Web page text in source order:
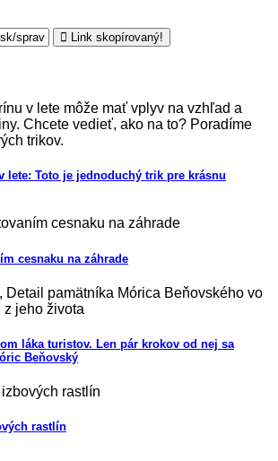
Link skopírovaný!
lete: Toto je jednoduchý trik pre krásnu
cesnaku na záhrade
láka turistov. Len pár krokov od nej sa
Beňovský
rastlín